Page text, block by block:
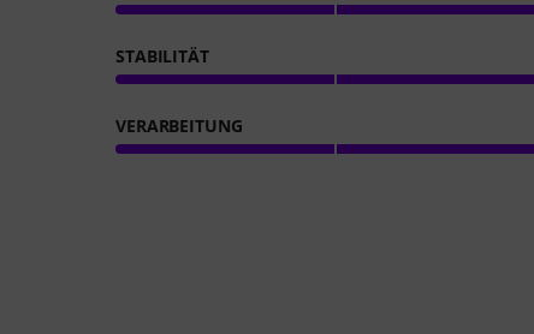
STABILITÄT
VERARBEITUNG